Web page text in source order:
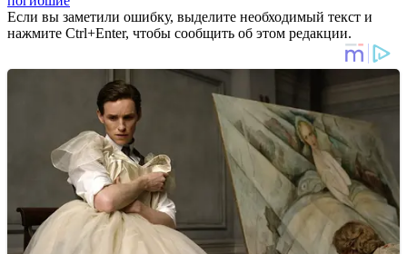
Если вы заметили ошибку, выделите необходимый текст и
нажмите Ctrl+Enter, чтобы сообщить об этом редакции.